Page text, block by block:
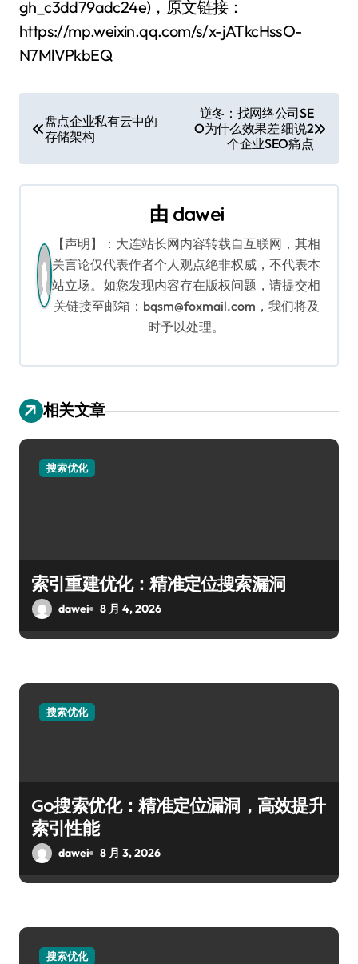
gh_c3dd79adc24e)，原文链接：
https://mp.weixin.qq.com/s/x-jATkcHssO-
N7MlVPkbEQ
章
导
盘点企业私有云中的
存储架构
逆冬：找网络公司SE
O为什么效果差 细说2
个企业SEO痛点
由 dawei
【声明】：大连站长网内容转载自互联网，其相
关言论仅代表作者个人观点绝非权威，不代表本
站立场。如您发现内容存在版权问题，请提交相
关链接至邮箱：bqsm@foxmail.com，我们将及
时予以处理。
相关文章
搜索优化
索引重建优化：精准定位搜索漏洞
dawei 8 月 4, 2026
搜索优化
Go搜索优化：精准定位漏洞，高效提升
索引性能
dawei 8 月 3, 2026
搜索优化